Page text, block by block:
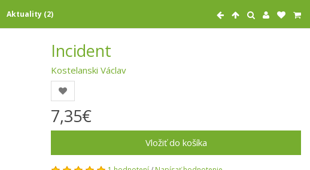
Aktuality (2)
Incident
Kostelanski Václav
7,35€
Vložiť do košíka